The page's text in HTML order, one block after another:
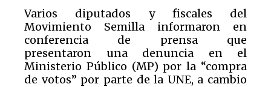
Varios diputados y fiscales del
Movimiento Semilla informaron en
conferencia de prensa que
presentaron una denuncia en el
Ministerio Público (MP) por la “compra
de votos” por parte de la UNE, a cambio